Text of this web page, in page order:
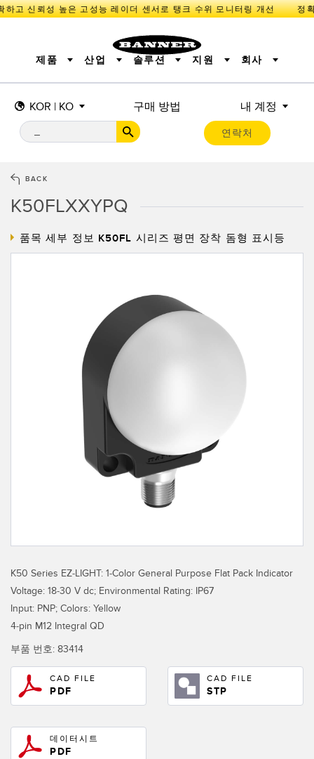
하고 신뢰성 높은 고성능 레이더 센서로 탱크 수위 모니터링 개선
KOR | KO 구매 방법 내 계정
연락처
제품
센서 측정 솔루션
조명 및 표시기
기계 안전
산업용 무선
MONITORING SOLUTIONS
신제품 SNAP SIGNAL
액세서리
3D 비행 시간(ToF)
광섬유 증폭기
Pick-to-Light 센서
온도 및 진동 센서
Condition Monitoring Sensors
Wireless Condition Monitoring Sensors
Vibration Sensors
ACCESSORIES
산업 솔루션
IIOT 및 스마트 팩토리
스마트 센서
장비 보호
PICK-TO-LIGHT
PREDICTIVE MAINTENANCE
RADAR APPLICATIONS
IIOT 및 스마트 팩토리
기계 모니터링/전체 장비 효율성
공장 커뮤니케이션
부품, 정비 또는 팔레트 픽업 요청
선행 에지 감지
원격 모니터링
예측 및 예방적 유지보수용 상태 모니터링
예측 유지보수
관련 링크
세척
지원 회사
BACK
K50FLXXYPQ
품목 세부 정보 K50FL 시리즈 평면 장착 돔형 표시등
K50 Series EZ-LIGHT: 1-Color General Purpose Flat Pack Indicator
Voltage: 18-30 V dc; Environmental Rating: IP67
Input: PNP; Colors: Yellow
4-pin M12 Integral QD
부품 번호: 83414
CAD FILE
PDF
CAD FILE
STP
데이터시트
PDF